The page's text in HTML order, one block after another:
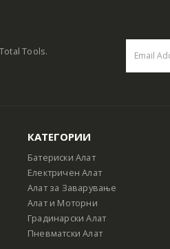
Tools.
КАТЕГОРИИ
Батериски Алат
Електричен Алат
Алат за Заварување
Алат и Моторни
Градинарски Алат
Пневматски Алат